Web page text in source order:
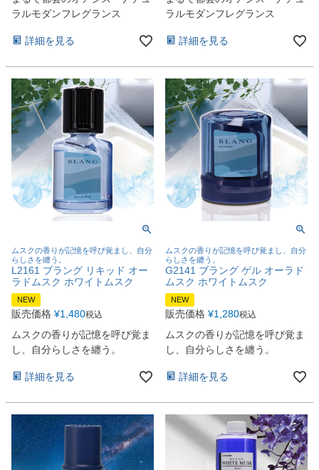
ラルモダンフレグランス
詳細を見る
ラルモダンフレグランス
詳細を見る
ムスクの香りが記憶を呼び覚まし、自分
らしさを纏う。
L2161 ブラング リキッド オー
ラドムスク ホワイトムスク
NEW
販売価格 ¥1,480税込
ムスクの香りが記憶を呼び覚ま
し、自分らしさを纏う。
詳細を見る
ムスクの香りが記憶を呼び覚まし、自分
らしさを纏う。
G2141 ブラング ゲル オーラド
ムスク ホワイトムスク
NEW
販売価格 ¥1,280税込
ムスクの香りが記憶を呼び覚ま
し、自分らしさを纏う。
詳細を見る